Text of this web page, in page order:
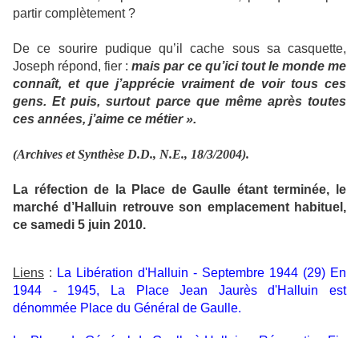
partir complètement ?
De ce sourire pudique qu’il cache sous sa casquette,
Joseph répond, fier :mais par ce qu’ici tout le monde me
connaît, et que j’apprécie vraiment de voir tous ces
gens. Et puis, surtout parce que même après toutes
ces années, j’aime ce métier ».
(Archives et Synthèse D.D., N.E., 18/3/2004).
La réfection de la Place de Gaulle étant terminée, le
marché d’Halluin retrouve son emplacement habituel,
ce samedi 5 juin 2010.
Liens : La Libération d'Halluin - Septembre 1944 (29) En
1944 - 1945, La Place Jean Jaurès d'Halluin est
dénommée Place du Général de Gaulle.